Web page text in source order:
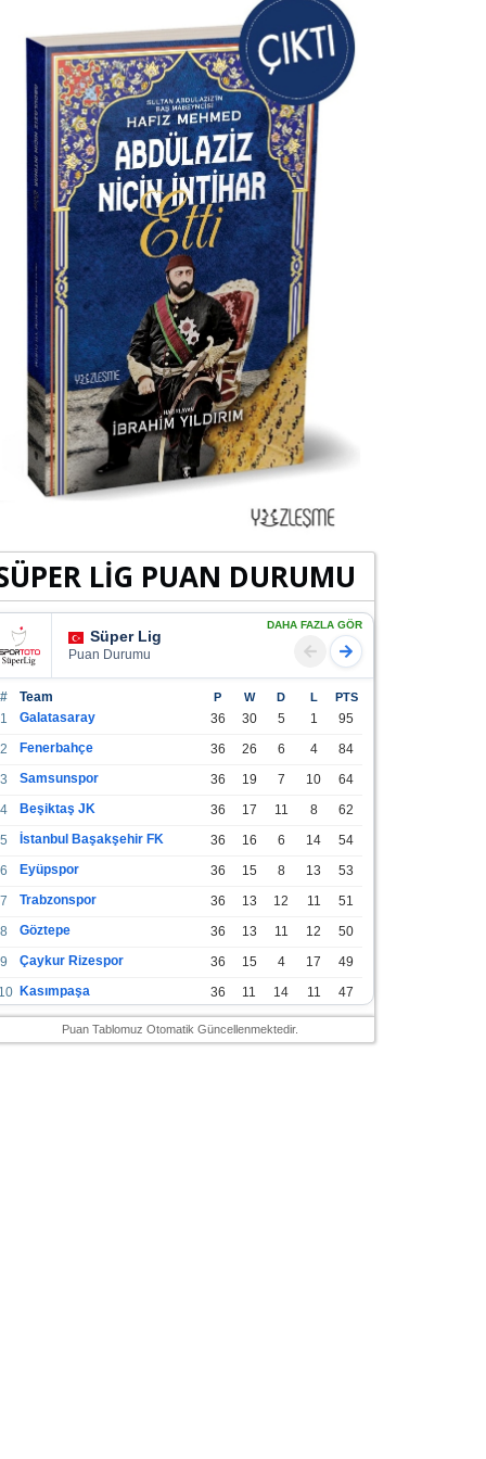
LİG PUAN DURUMU
Süper Lig
Puan Durumu
DAHA FAZLA GÖR
# Team P W D L PTS
1 Galatasaray 36 30 5 1
95
2
Fenerbahçe 36 26 6 4
84
3
Samsunspor 36 19 7 10
64
4
Beşiktaş JK 36 17 11 8
62
5
İstanbul Başakşehir FK 36 16 6 14
54
6
Eyüpspor 36 15 8 13
53
7
Trabzonspor 36 13 12 11
51
8
Göztepe 36 13 11 12
50
9
Çaykur Rizespor 36 15 4 17
49
10 Kasımpaşa 36 11 14 11
47
Konyaspor 36
Puan Tablomuz Otomatik Güncellenmektedir.